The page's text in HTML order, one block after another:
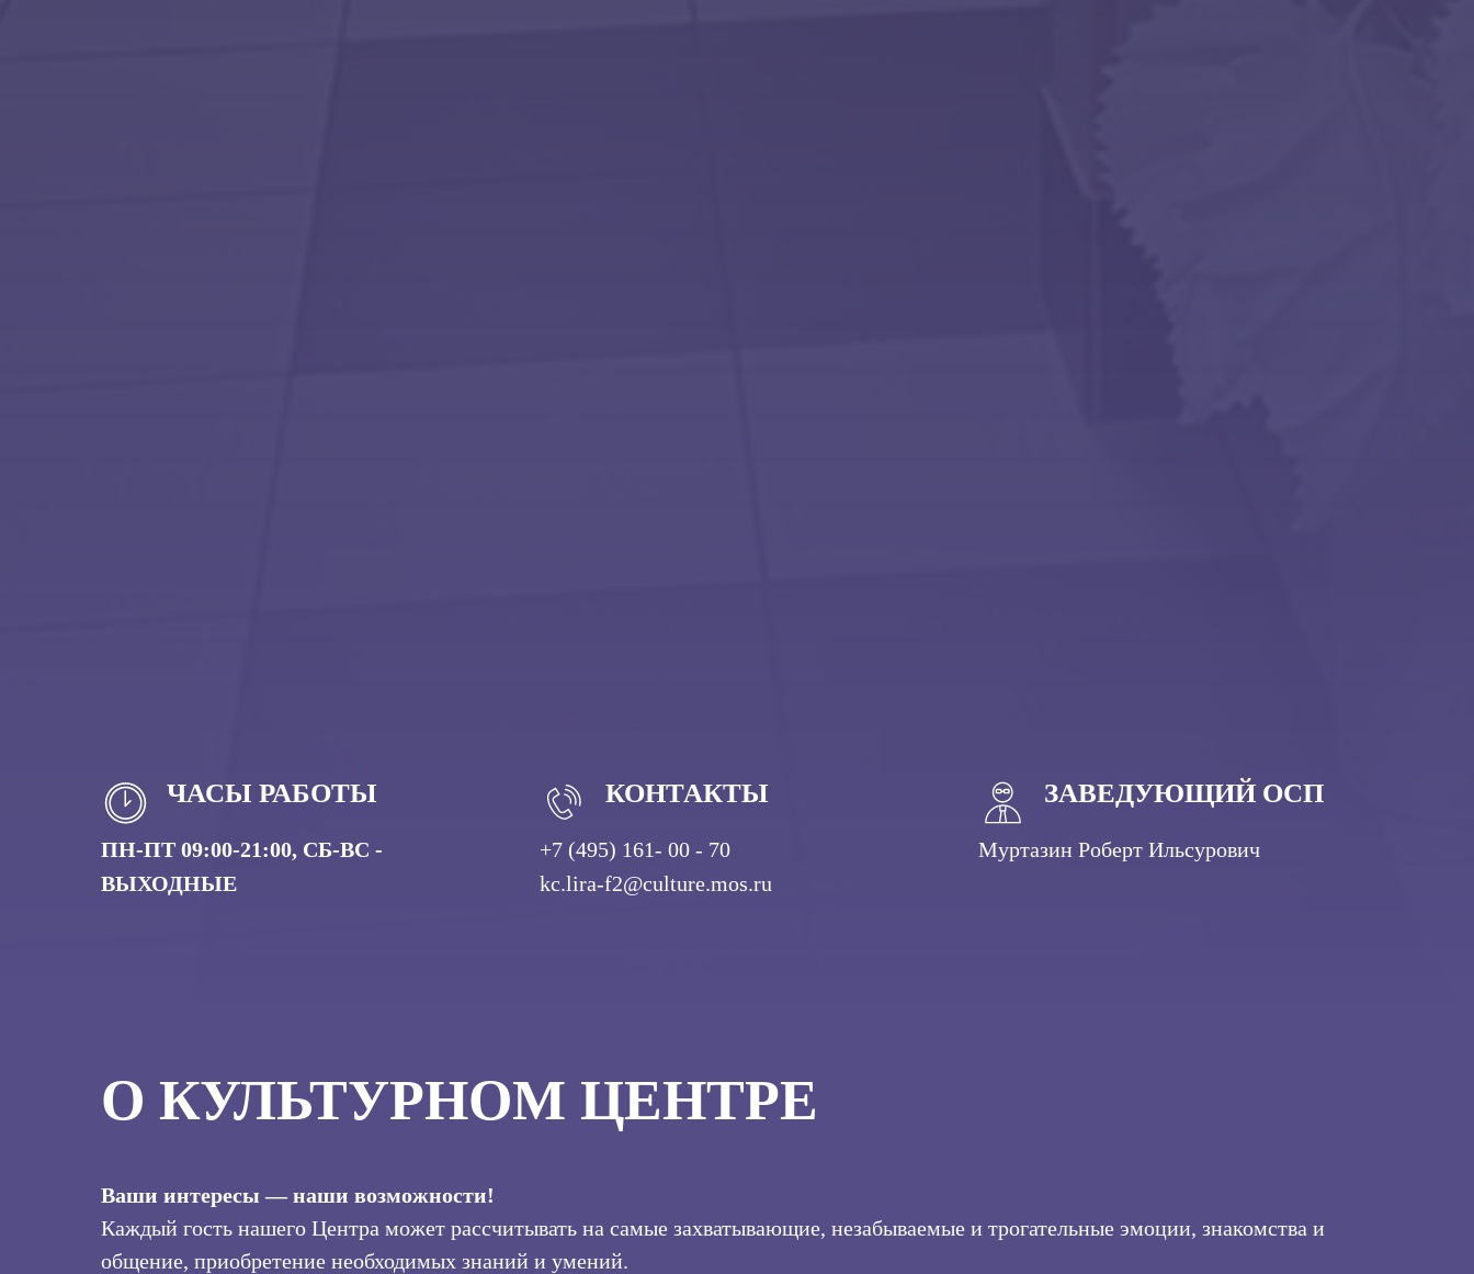
ЧАСЫ РАБОТЫ
ПН-ПТ 09:00-21:00, СБ-ВС -
ВЫХОДНЫЕ
КОНТАКТЫ
+7 (495) 161- 00 - 70
kc.lira-f2@culture.mos.ru
ЗАВЕДУЮЩИЙ ОСП
Муртазин Роберт Ильсурович
О КУЛЬТУРНОМ ЦЕНТРЕ
Ваши интересы — наши возможности!
Каждый гость нашего Центра может рассчитывать на самые захватывающие, незабываемые и трогательные эмоции, знакомства и
общение, приобретение необходимых знаний и умений.